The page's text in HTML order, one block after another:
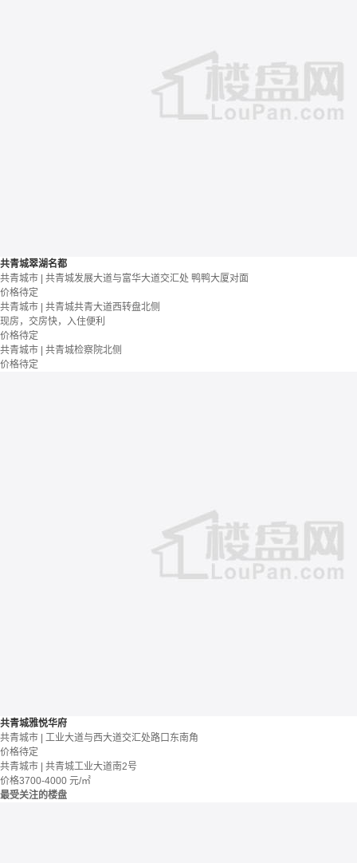
共青城翠湖名都
共青城市 | 共青城发展大道与富华大道交汇处 鸭鸭大厦对面
价格待定
共青城市 | 共青城共青大道西转盘北侧
现房，交房快，入住便利
价格待定
共青城市 | 共青城检察院北侧
价格待定
共青城雅悦华府
共青城市 | 工业大道与西大道交汇处路口东南角
价格待定
共青城市 | 共青城工业大道南2号
价格3700-4000 元/㎡
最受关注的楼盘